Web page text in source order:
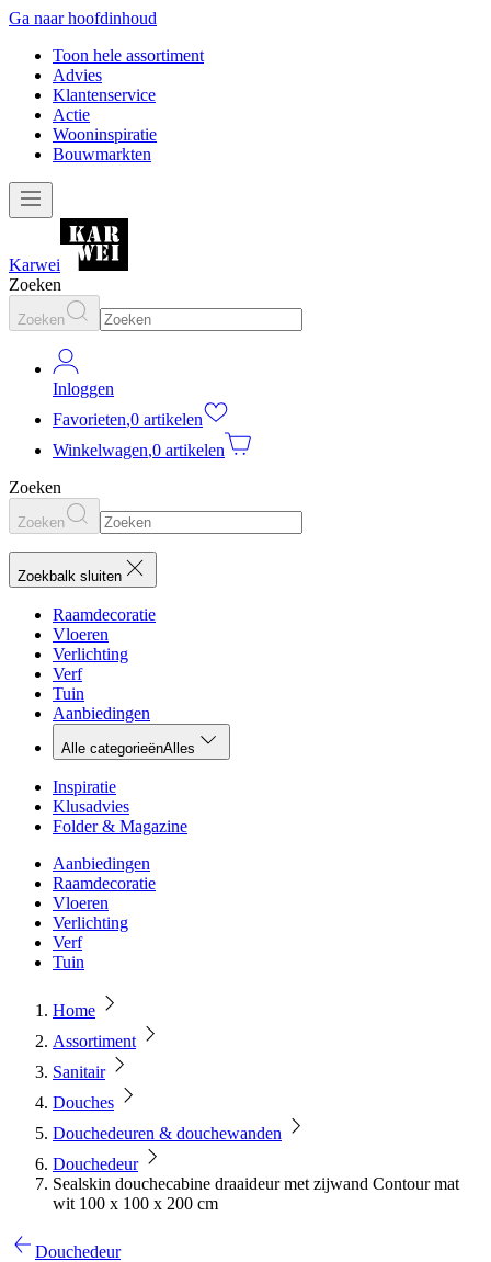
Ga naar hoofdinhoud
Toon hele assortiment
Advies
Klantenservice
Actie
Wooninspiratie
Bouwmarkten
Karwei
Zoeken
Zoeken
Inloggen
Favorieten,0 artikelen
Winkelwagen,0 artikelen
Zoeken
Zoeken
Zoekbalk sluiten
Raamdecoratie
Vloeren
Verlichting
Verf
Tuin
Aanbiedingen
Alle categorieënAlles
Inspiratie
Klusadvies
Folder & Magazine
Aanbiedingen
Raamdecoratie
Vloeren
Verlichting
Verf
Tuin
Home
Assortiment
Sanitair
Douches
Douchedeuren & douchewanden
Douchedeur
Sealskin douchecabine draaideur met zijwand Contour mat
wit 100 x 100 x 200 cm
Douchedeur